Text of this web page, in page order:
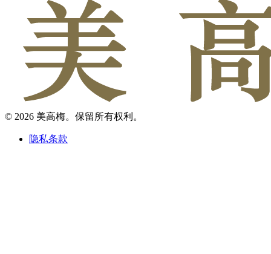
© 2026 美高梅。保留所有权利。
隐私条款